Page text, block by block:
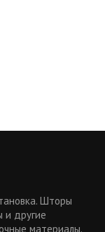
Шторы
и другие
материалы.